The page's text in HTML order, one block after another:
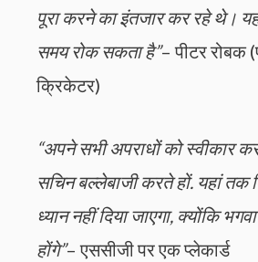
पूरा करने का इंतजार कर रहे थे।
समय रोक सकता है”– पीटर रोबक
क्रिकेटर)
“अपने सभी अपराधों को स्वीकार
सचिन बल्लेबाजी करते हों. यहां तक
ध्यान नहीं दिया जाएगा, क्योंकि
होंगे”– एससीजी पर एक प्लेकार्ड